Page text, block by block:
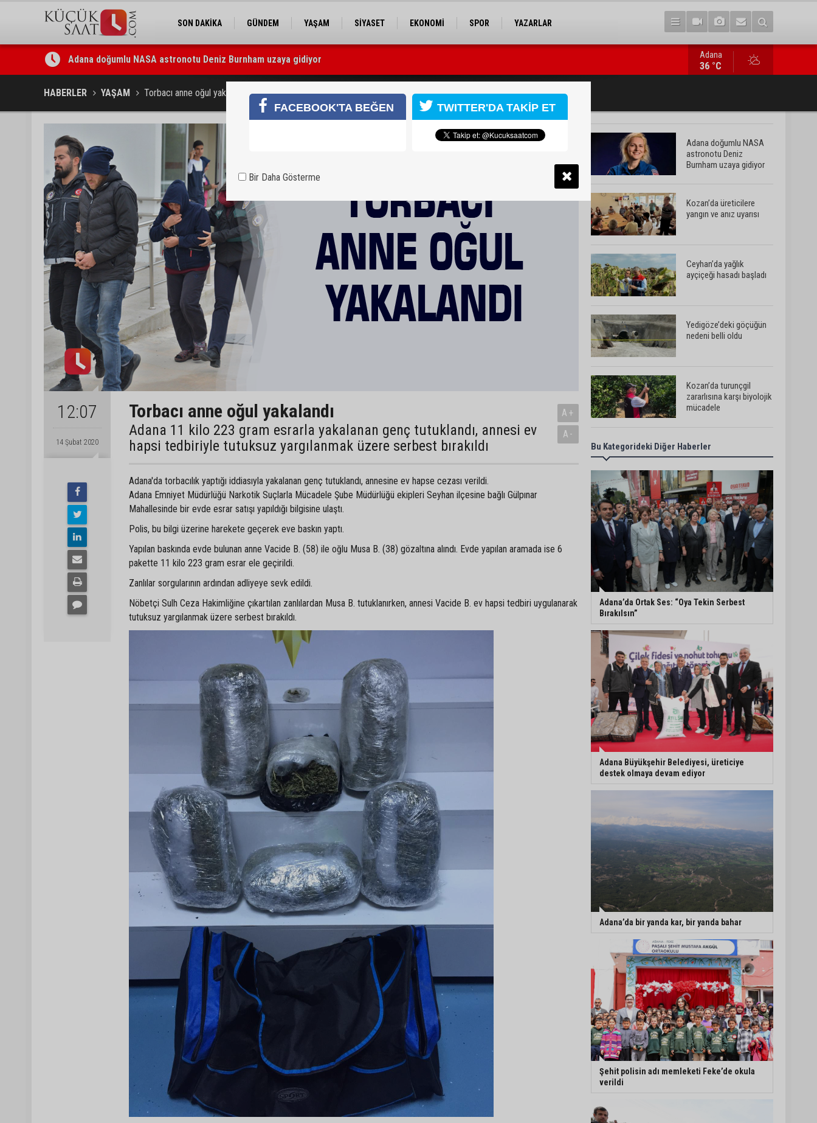
SON DAKİKA GÜNDEM YAŞAM SİYASET EKONOMİ SPOR YAZARLAR
Adana doğumlu NASA astronotu Deniz Burnham uzaya gidiyor
Kozan’da üreticilere yangın ve anız uyarısı
Ceyhan’da yağlık ayçiçeği hasadı başladı
Adana
36 °C
HABERLER YAŞAM Torbacı anne oğul yakalandı
12:07
14 Şubat 2020
Torbacı anne oğul yakalandı
Adana 11 kilo 223 gram esrarla yakalanan genç tutuklandı, annesi ev
hapsi tedbiriyle tutuksuz yargılanmak üzere serbest bırakıldı
A+
A-
Adana'da torbacılık yaptığı iddiasıyla yakalanan genç tutuklandı, annesine ev hapse cezası verildi.
Adana Emniyet Müdürlüğü Narkotik Suçlarla Mücadele Şube Müdürlüğü ekipleri Seyhan ilçesine bağlı Gülpınar
Mahallesinde bir evde esrar satışı yapıldığı bilgisine ulaştı.
Polis, bu bilgi üzerine harekete geçerek eve baskın yaptı.
Yapılan baskında evde bulunan anne Vacide B. (58) ile oğlu Musa B. (38) gözaltına alındı. Evde yapılan aramada ise 6
pakette 11 kilo 223 gram esrar ele geçirildi.
Zanlılar sorgularının ardından adliyeye sevk edildi.
Nöbetçi Sulh Ceza Hakimliğine çıkartılan zanlılardan Musa B. tutuklanırken, annesi Vacide B. ev hapsi tedbiri uygulanarak
tutuksuz yargılanmak üzere serbest bırakıldı.
Adana doğumlu NASA
astronotu Deniz
Burnham uzaya gidiyor
Kozan’da üreticilere
yangın ve anız uyarısı
Ceyhan’da yağlık
ayçiçeği hasadı başladı
Yedigöze’deki göçüğün
nedeni belli oldu
Kozan’da turunçgil
zararlısına karşı biyolojik
mücadele
Yedigöze İçme Suyu
Projesi çalışmalarında
göçük: 1 işçi hayatını
kaybetti
Yedigöze İçme Suyu
Projesi çalışmalarında
göçük meydana geldi
Müzeyyen Şevkin’den
Çocuk Koruma Kanunu
Teklifi’ne eleştiri:
“Öncelik ceza değil,
önlemedir”
Adana’da sıcağın
boyutu: Asfaltta
yumurta pişti
Yeni Parti'de Seyhan İlçe
Başkanlığına Mehmet
Şahin Gümüş getirildi
Bu Kategorideki Diğer Haberler
Adana’da Ortak Ses: “Oya Tekin Serbest
Bırakılsın”
Adana Büyükşehir Belediyesi, üreticiye
destek olmaya devam ediyor
Adana’da bir yanda kar, bir yanda bahar
Şehit polisin adı memleketi Feke’de okula
verildi
FACEBOOK'TA BEĞEN TWITTER'DA TAKİP ET
Bir Daha Gösterme